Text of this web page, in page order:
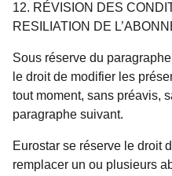
12. RÉVISION DES
RESILIATION DE
Sous réserve du
le droit de modifier les
tout moment, sans préavis,
paragraphe suivant.
Eurostar se réserve le droit
remplacer un ou plusieurs